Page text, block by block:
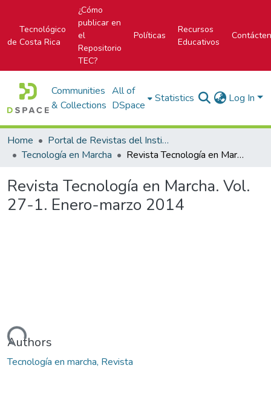
Tecnológico
de Costa Rica
¿Cómo
publicar en
el
Repositorio
TEC?
Políticas
Recursos
Educativos
Communities
& Collections
All of
DSpace
Statistics Log In
Home
Portal de Revistas del Instituto Tecnológico de Costa Rica
Tecnología en Marcha
Revista Tecnología en Marcha. Vol. 27-1. Enero-marzo 2014
Revista Tecnología en Marcha. Vol.
27-1. Enero-marzo 2014
Loading...
Authors
Tecnología en marcha, Revista